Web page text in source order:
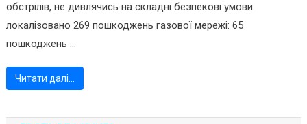
обстрілів, не дивлячись на складні безпекові умови
локалізовано 269 пошкоджень газової мережі: 65
пошкоджень ...
Читати далі…